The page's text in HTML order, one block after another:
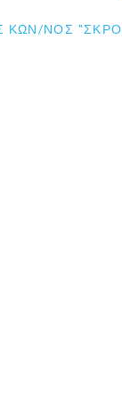
ΚΩΝ/ΝΟΣ